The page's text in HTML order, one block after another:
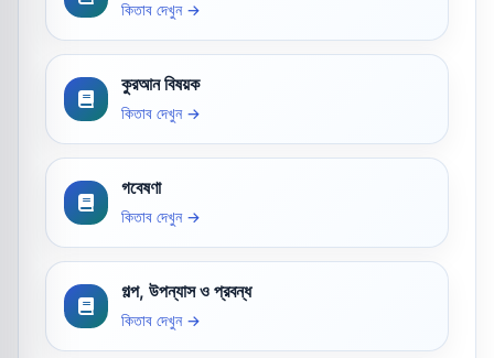
কিতাব দেখুন →
কুরআন বিষয়ক
কিতাব দেখুন →
গবেষণা
কিতাব দেখুন →
গল্প, উপন্যাস ও প্রবন্ধ
কিতাব দেখুন →